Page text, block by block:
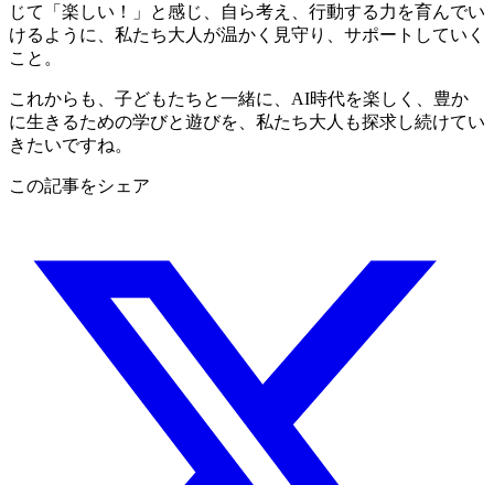
じて「楽しい！」と感じ、自ら考え、行動する力を育んでい
けるように、私たち大人が温かく見守り、サポートしていく
こと。
これからも、子どもたちと一緒に、AI時代を楽しく、豊か
に生きるための学びと遊びを、私たち大人も探求し続けてい
きたいですね。
この記事をシェア